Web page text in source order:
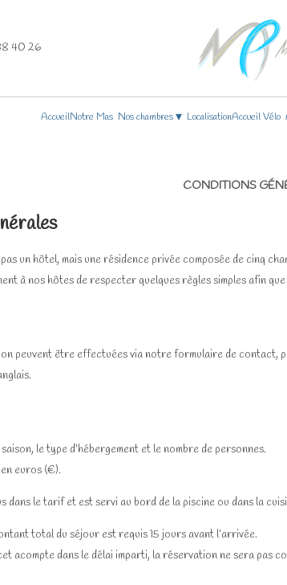
40 26
AccueilNotre Mas Nos chambres▾ LocalisationAccueil Vélo
CONDITIONS
un hôtel, mais une résidence privée composée de cinq
à nos hôtes de respecter quelques règles simples afin
peuvent être effectuées via notre formulaire de contact,
le type d’hébergement et le nombre de personnes.
euros (€).
le tarif et est servi au bord de la piscine ou dans la
total du séjour est requis 15 jours avant l’arrivée.
acompte dans le délai imparti, la réservation ne sera pas